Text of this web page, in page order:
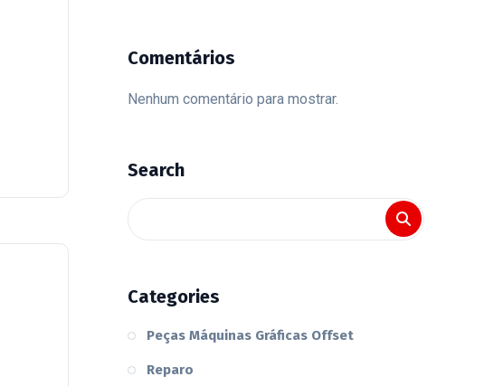
Comentários
Nenhum comentário para mostrar.
Search
Categories
Peças Máquinas Gráficas Offset
Reparo